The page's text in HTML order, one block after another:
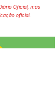
Oficial, mas
oficial.